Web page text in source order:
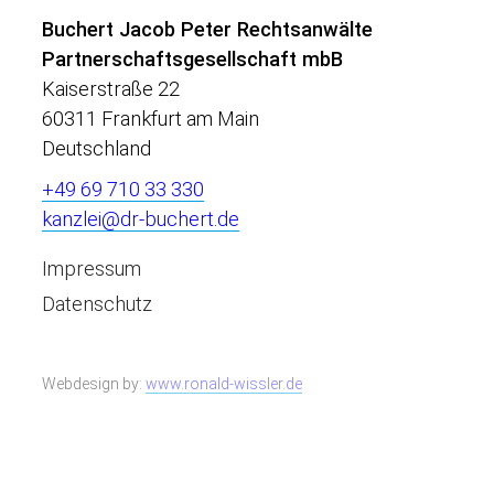
Buchert Jacob Peter Rechtsanwälte
Partnerschaftsgesellschaft mbB
Kaiserstraße 22
60311 Frankfurt am Main
Deutschland
+49 69 710 33 330
kanzlei@dr-buchert.de
Impressum
Datenschutz
Webdesign by: www.ronald-wissler.de